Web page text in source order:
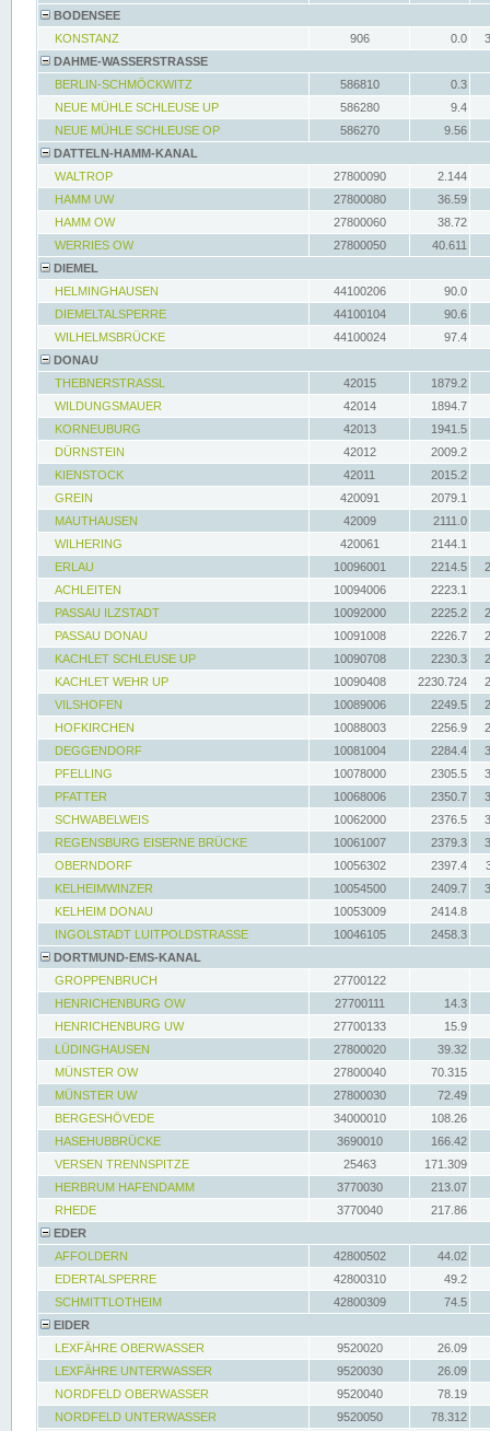
BODENSEE
KONSTANZ
906 0.0
DAHME-WASSERSTRASSE
BERLIN-SCHMÖCKWITZ
586810
0.3
NEUE MÜHLE SCHLEUSE UP
586280
9.4
NEUE MÜHLE SCHLEUSE OP
586270
9.56
DATTELN-HAMM-KANAL
WALTROP
27800090
2.144
HAMM UW
27800080
36.59
HAMM OW
27800060
38.72
WERRIES OW
27800050
40.611
DIEMEL
HELMINGHAUSEN
44100206
90.0
DIEMELTALSPERRE
44100104
90.6
WILHELMSBRÜCKE
44100024
97.4
DONAU
THEBNERSTRASSL
42015
1879.2
WILDUNGSMAUER
42014
1894.7
KORNEUBURG
42013
1941.5
DÜRNSTEIN
42012
2009.2
KIENSTOCK
42011
2015.2
GREIN
420091
2079.1
MAUTHAUSEN
42009
2111.0
WILHERING
420061
2144.1
ERLAU
10096001 2214.5
ACHLEITEN
10094006
2223.1
PASSAU ILZSTADT
10092000 2225.2
PASSAU DONAU
10091008 2226.7
KACHLET SCHLEUSE UP
10090708 2230.3
KACHLET WEHR UP
10090408 2230.724
VILSHOFEN
10089006 2249.5
HOFKIRCHEN
10088003 2256.9
DEGGENDORF
10081004 2284.4
PFELLING
10078000 2305.5
PFATTER
10068006 2350.7
SCHWABELWEIS
10062000 2376.5
REGENSBURG EISERNE BRÜCKE
10061007 2379.3
OBERNDORF
10056302 2397.4
KELHEIMWINZER
10054500 2409.7
KELHEIM DONAU
10053009
2414.8
INGOLSTADT LUITPOLDSTRASSE
10046105
2458.3
DORTMUND-EMS-KANAL
GROPPENBRUCH
27700122
HENRICHENBURG OW
27700111
14.3
HENRICHENBURG UW
27700133
15.9
LÜDINGHAUSEN
27800020
39.32
MÜNSTER OW
27800040
70.315
MÜNSTER UW
27800030
72.49
BERGESHÖVEDE
34000010
108.26
HASEHUBBRÜCKE
3690010
166.42
VERSEN TRENNSPITZE
25463
171.309
HERBRUM HAFENDAMM
3770030
213.07
RHEDE
3770040
217.86
EDER
AFFOLDERN
42800502
44.02
EDERTALSPERRE
42800310
49.2
SCHMITTLOTHEIM
42800309
74.5
EIDER
LEXFÄHRE OBERWASSER
9520020
26.09
LEXFÄHRE UNTERWASSER
9520030
26.09
NORDFELD OBERWASSER
9520040
78.19
NORDFELD UNTERWASSER
9520050
78.312